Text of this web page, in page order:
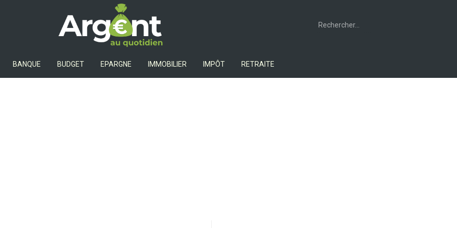
Argent Au Quotidien
Rechercher :
BANQUE BUDGET EPARGNE IMMOBILIER IMPÔT RETRAITE